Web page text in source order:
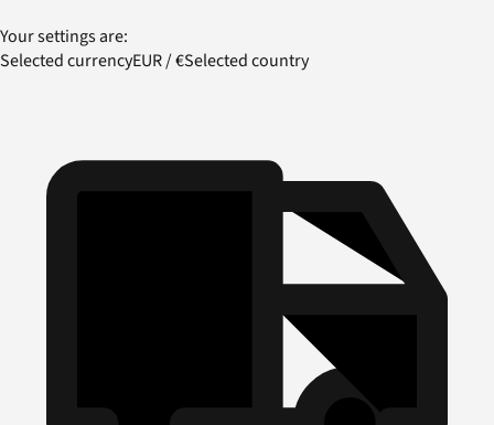
Your settings are:
Selected currencyEUR/€Selected country